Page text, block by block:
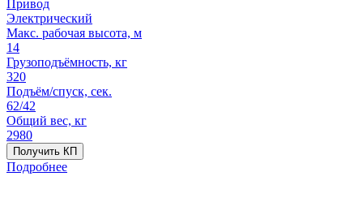
Привод
Электрический
Макс. рабочая высота, м
14
Грузоподъёмность, кг
320
Подъём/спуск, сек.
62/42
Общий вес, кг
2980
Получить КП
Подробнее